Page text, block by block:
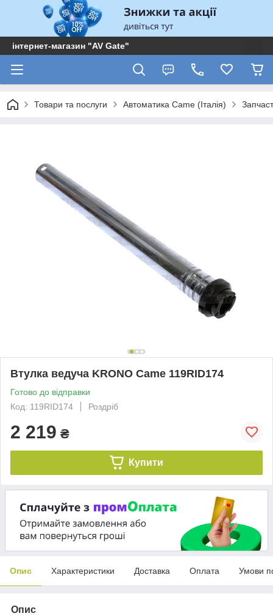
інтернет-магазин "AV Gate"
Товари та послуги Автоматика Came (Італія)
Втулка ведуча KRONO Came 119RID174
Готово до відправки
Код: 119RID174
Роздріб
2 219 ₴
Купити
Опис Характеристики Доставка Оплата Умови
Опис